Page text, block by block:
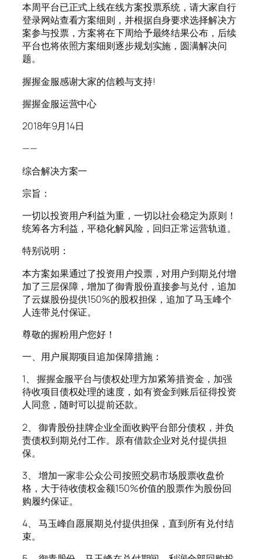
本周平台已正式上线在线方案投票系统，请大家自行
登录网站查看方案细则，并根据自身要求选择解决方
案参与投票，方案将在下周给予最终结果公布，后续
平台也将依照方案细则逐步规划实施，圆满解决问
题。
握握金服感谢大家的信赖与支持!
握握金服运营中心
2018年9月14日
——
综合解决方案一
宗旨：
一切以投资用户利益为重，一切以社会稳定为原则！
统筹各方利益，平稳化解风险，回归正常运营轨道。
特别说明：
本方案如果通过了投资用户投票，对用户到期兑付增
加了三层保障，增加了御青股份直接参与兑付，追加
了云媒股份提供150%的股权担保，追加了马玉峰个
人连带兑付保证。
尊敬的握粉用户您好！
一、用户展期项目追加保障措施：
1、 握握金服平台与债权处理方加紧筹措资金，加强
待收项目债权处理的速度，如有资金到账后征得投资
人同意，随时可以提前还款。
2、 御青股份挂牌企业全面收购平台部分债权，并负
责债权到期兑付工作。原有借款企业对兑付提供担
保。
3、 增加一家非公众公司按照交易市场股票收盘价
格，大于待收债权金额150%价值的股票作为股份回
购履约保证。
4、 马玉峰自愿展期兑付提供担保，直到所有兑付结
束。